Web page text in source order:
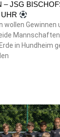
– JSG
wollen Gewinnen
in Hundheim